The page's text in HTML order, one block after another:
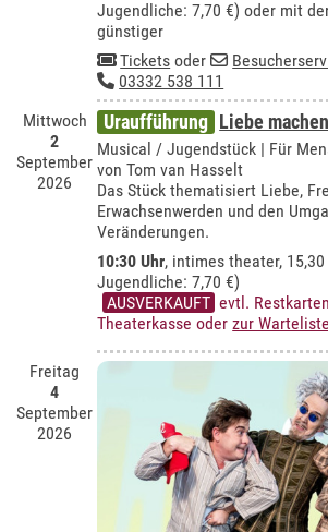
Jugendliche: 7,70 €) oder mit
günstiger
Tickets oder
03332 538 111
Mittwoch
2
September
2026
Uraufführung Liebe machen
Musical / Jugendstück | Für
von Tom van Hasselt
Das Stück thematisiert Liebe,
Erwachsenwerden und den
Veränderungen.
10:30 Uhr, intimes theater,
Jugendliche: 7,70 €)
AUSVERKAUFT evtl.
Theaterkasse oderzur Warteliste
Freitag
4
September
2026